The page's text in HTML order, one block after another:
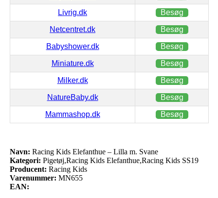
Livrig.dk Besøg
Netcentret.dk Besøg
Babyshower.dk Besøg
Miniature.dk Besøg
Milker.dk Besøg
NatureBaby.dk Besøg
Mammashop.dk Besøg
Navn: Racing Kids Elefanthue – Lilla m. Svane
Kategori: Pigetøj,Racing Kids Elefanthue,Racing Kids SS19
Producent: Racing Kids
Varenummer: MN655
EAN: